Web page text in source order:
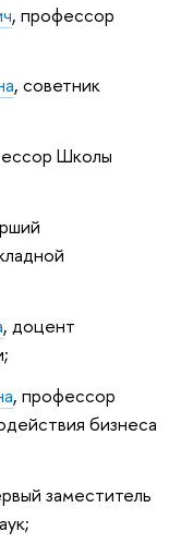
, профессор
, советник
Школы
, доцент
, профессор
бизнеса
заместитель